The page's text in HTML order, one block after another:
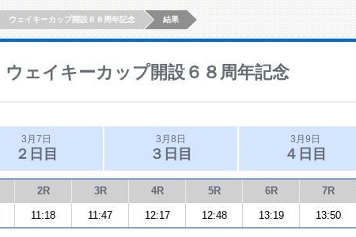
ウェイキーカップ開設６８周年記念 結果
ウェイキーカップ開設６８周年記念
3月7日
２日目
3月8日
３日目
3月9日
４日目
2R 3R 4R 5R 6R 7R
11:18 11:47 12:17 12:48 13:19 13:50